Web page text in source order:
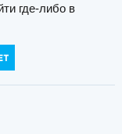
где-либо в